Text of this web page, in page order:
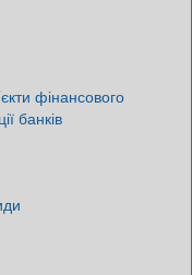
фінансового
банків